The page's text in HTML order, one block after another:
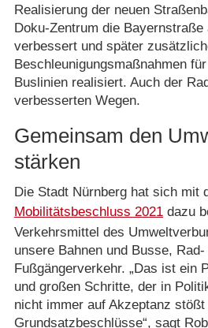
Realisierung der neuen
Doku-Zentrum die
verbessert und später
Beschleunigungsmaßnahmen
Buslinien realisiert. Auch der
verbesserten Wegen.
Gemeinsam den
stärken
Die Stadt Nürnberg hat sich mit
Mobilitätsbeschluss 2021dazu
Verkehrsmittel des
unsere Bahnen und Busse, Rad-
Fußgängerverkehr. „Das ist ein
und großen Schritte, der in
nicht immer auf Akzeptanz
Grundsatzbeschlüsse“, sagt